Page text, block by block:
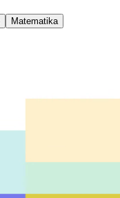
Matematika